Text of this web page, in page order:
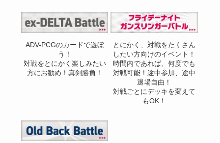
ADV-PCGのカードで遊ぼ
う！
対戦をとにかく楽しみたい
方にお勧め！真剣勝負！
とにかく、対戦をたくさん
したい方向けのイベント！
時間内であれば、何度でも
対戦可能！途中参加、途中
退場自由！
対戦ごとにデッキを変えて
もOK！